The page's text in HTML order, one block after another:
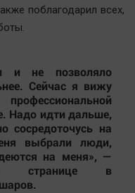
поблагодарил всех,
и не позволяло
Сейчас я вижу
Надо идти дальше,
сосредоточусь на
выбрали люди,
на меня», —
странице в
.